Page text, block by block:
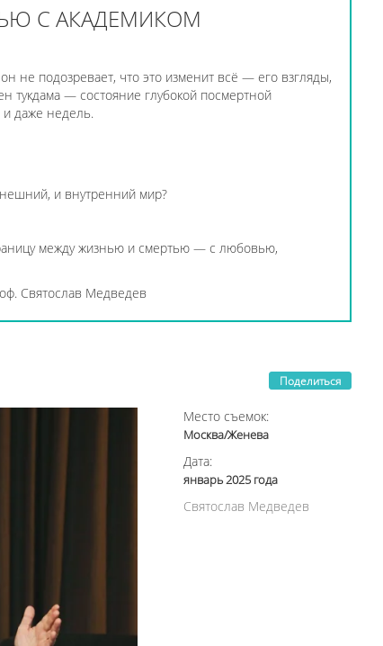
С АКАДЕМИКОМ
не подозревает, что это изменит всё — его взгляды,
тукдама — состояние глубокой посмертной
и даже недель.
и внутренний мир?
между жизнью и смертью — с любовью,
Святослав Медведев
Поделиться
Место съемок:
Москва/Женева
Дата:
январь 2025 года
Святослав Медведев